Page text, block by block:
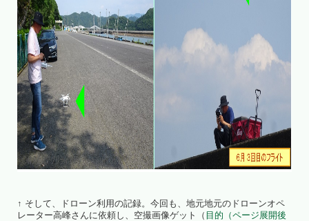
↑ そして、ドローン利用の記録。今回も、地元地元のドローンオペ
レーター高峰さんに依頼し、空撮画像ゲット（ 目的（ページ展開後